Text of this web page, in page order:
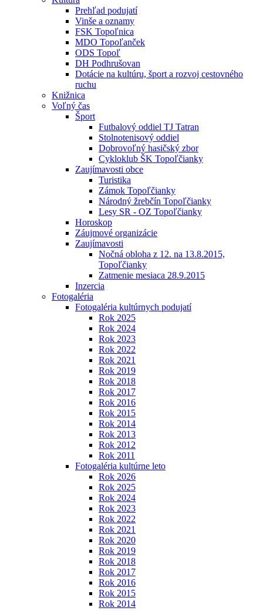
Prehľad podujatí
Vinše a oznamy
FSK Topoľnica
MDO Topoľanček
ODS Topoľ
DH Podhrušovan
Dotácie na kultúru, šport a rozvoj cestovného
ruchu
Knižnica
Voľný čas
Šport
Futbalový oddiel TJ Tatran
Stolnotenisový oddiel
Dobrovoľný hasičský zbor
Cykloklub ŠK Topoľčianky
Zaujímavosti obce
Turistika
Zámok Topoľčianky
Národný žrebčín Topoľčianky
Lesy SR - OZ Topoľčianky
Horoskop
Záujmové organizácie
Zaujímavosti
Nočná obloha z 12. na 13.8.2015,
Topoľčianky
Zatmenie mesiaca 28.9.2015
Inzercia
Fotogaléria
Fotogaléria kultúrnych podujatí
Rok 2025
Rok 2024
Rok 2023
Rok 2022
Rok 2021
Rok 2019
Rok 2018
Rok 2017
Rok 2016
Rok 2015
Rok 2014
Rok 2013
Rok 2012
Rok 2011
Fotogaléria kultúrne leto
Rok 2026
Rok 2025
Rok 2024
Rok 2023
Rok 2022
Rok 2021
Rok 2020
Rok 2019
Rok 2018
Rok 2017
Rok 2016
Rok 2015
Rok 2014